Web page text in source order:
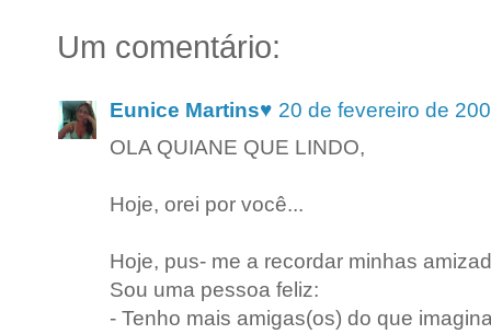
Um comentário:
Eunice Martins♥ 20 de fevereiro de
OLA QUIANE QUE LINDO,
Hoje, orei por você...
Hoje, pus- me a recordar minhas
Sou uma pessoa feliz:
- Tenho mais amigas(os) do que